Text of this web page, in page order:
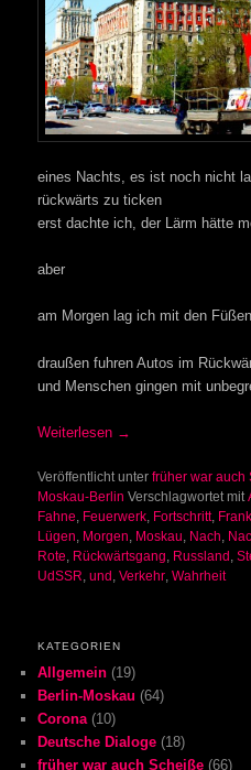
eines Nachts, es ist noch nicht
rückwärts zu ticken
erst dachte ich, der Lärm hätte
aber
am Morgen lag ich mit den
draußen fuhren Autos im
und Menschen gingen mit
Weiterlesen →
Veröffentlicht unter früher war auch
Moskau-Berlin Verschlagwortet mit
Fahne, Feuerwerk, Fortschritt,
Lügen, Morgen, Moskau, Nach,
Rote, Rückwärtsgang, Russland,
UdSSR,und,Verkehr,Wahrheit
KATEGORIEN
Allgemein (19)
Berlin-Moskau (64)
Corona(10)
Deutsche Dialoge (18)
früher war auch Scheiße (66)